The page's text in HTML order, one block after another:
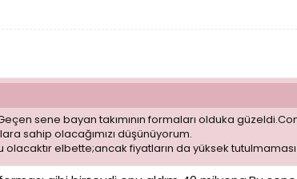
sene bayan takımının formaları olduka
sahip olacağımızı düşünüyorum.
olacaktır elbette;ancak fiyatların da yüksek